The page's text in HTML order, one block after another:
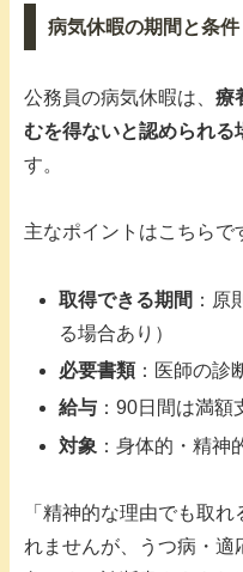
病気休暇の期間と条件
公務員の病気休暇は、 療
むを得ないと認められる
す。
主なポイントはこちらで
取得できる期間 ：原
る場合あり）
必要書類：医師の診
給与 ：90日間は満額
対象 ：身体的・精神
「精神的な理由でも取
れませんが、うつ病・適